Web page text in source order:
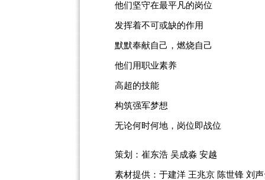
他们坚守在最平凡的岗位
发挥着不可或缺的作用
默默奉献自己，燃烧自己
他们用职业素养
高超的技能
构筑强军梦想
无论何时何地，岗位即战位
策划：崔东浩 吴成淼 安越
素材提供：于建洋 王兆京 陈世锋 刘